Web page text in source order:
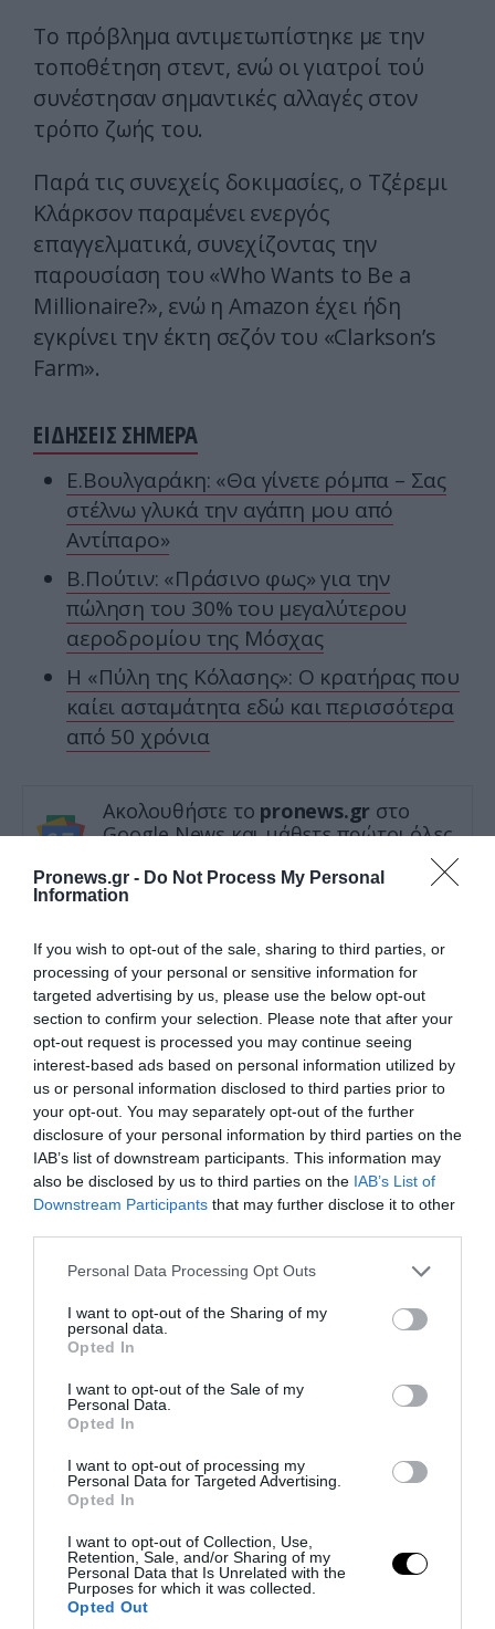
Pronews.gr - Do Not Process My Personal
Information
If you wish to opt-out of the sale, sharing to third parties, or
processing of your personal or sensitive information for
targeted advertising by us, please use the below opt-out
section to confirm your selection. Please note that after your
opt-out request is processed you may continue seeing
interest-based ads based on personal information utilized by
us or personal information disclosed to third parties prior to
your opt-out. You may separately opt-out of the further
disclosure of your personal information by third parties on the
IAB’s list of downstream participants. This information may
also be disclosed by us to third parties on the IAB’s List of
Downstream Participants that may further disclose it to other
Please note that this website/app uses one or more Google
not limited to your visit or usage behaviour. You may click to
grant or deny consent to Google and its third-party tags to
use your data for below specified purposes in below Google
consent section.
Personal Data Processing Opt Outs
I want to opt-out of the Sharing of my
personal data.
Opted In
I want to opt-out of the Sale of my
Personal Data.
Opted In
I want to opt-out of processing my
Personal Data for Targeted Advertising.
Opted In
I want to opt-out of Collection, Use,
Retention, Sale, and/or Sharing of my
Personal Data that Is Unrelated with the
Purposes for which it was collected.
Opted Out
Το πρόβλημα αντιμετωπίστηκε με την
τοποθέτηση στεντ, ενώ οι γιατροί τού
συνέστησαν σημαντικές αλλαγές στον
τρόπο ζωής του.
Παρά τις συνεχείς δοκιμασίες, ο Τζέρεμι
Κλάρκσον παραμένει ενεργός
επαγγελματικά, συνεχίζοντας την
παρουσίαση του «Who Wants to Be a
Millionaire?», ενώ η Amazon έχει ήδη
εγκρίνει την έκτη σεζόν του «Clarkson’s
Farm».
ΕΙΔΗΣΕΙΣ ΣΗΜΕΡΑ
Ε.Βουλγαράκη: «Θα γίνετε ρόμπα – Σας
στέλνω γλυκά την αγάπη μου από
Αντίπαρο»
Β.Πούτιν: «Πράσινο φως» για την
πώληση του 30% του μεγαλύτερου
αεροδρομίου της Μόσχας
Η «Πύλη της Κόλασης»: Ο κρατήρας που
καίει ασταμάτητα εδώ και περισσότερα
από 50 χρόνια
Ακολουθήστε το pronews.gr στο
Google News και μάθετε πρώτοι όλες
TAGS: ΚΑΡΚΙΝΟΣ ΠΑΡΟΥΣΙΑΣΤΗΣ
ΤΖΕΡΕΜΙ ΚΛΑΡΚΣΟΝ
Δείτε μας ζωντανά στοYouTube,
Twitch,X,Telegram
Τηλεόραση